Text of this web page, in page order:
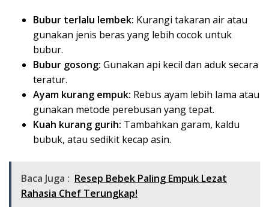
Bubur terlalu lembek: Kurangi takaran air atau
gunakan jenis beras yang lebih cocok untuk
bubur.
Bubur gosong: Gunakan api kecil dan aduk secara
teratur.
Ayam kurang empuk: Rebus ayam lebih lama atau
gunakan metode perebusan yang tepat.
Kuah kurang gurih: Tambahkan garam, kaldu
bubuk, atau sedikit kecap asin.
Baca Juga : Resep Bebek Paling Empuk Lezat
Rahasia Chef Terungkap!